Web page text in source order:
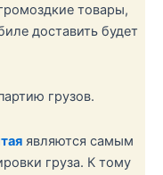
товары,
доставить будет
грузов.
являются самым
груза. К тому